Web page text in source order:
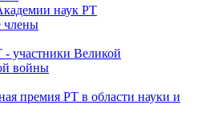
наук РТ
члены
участники Великой
войны
премия РТ в области науки и